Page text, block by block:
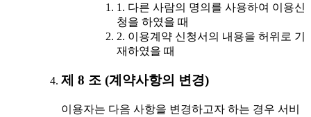
1. 다른 사람의 명의를 사용하여 이용신
청을 하였을 때
2. 이용계약 신청서의 내용을 허위로 기
재하였을 때
제 8 조 (계약사항의 변경)
이용자는 다음 사항을 변경하고자 하는 경우 서비